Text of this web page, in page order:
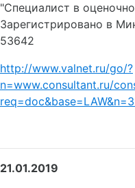
"Специалист в
Зарегистрировано в
53642
http://www.valnet.ru/go/?
n=www.consultant.ru/
21.01.2019